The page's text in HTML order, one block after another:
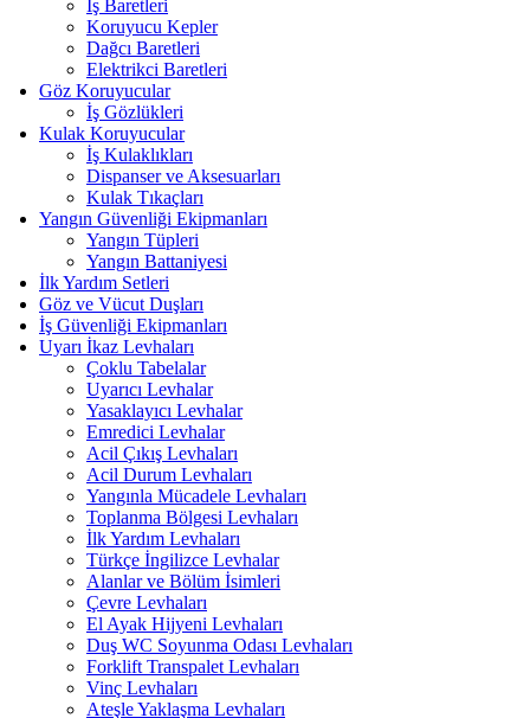
İş Baretleri
Koruyucu Kepler
Dağcı Baretleri
Elektrikci Baretleri
Göz Koruyucular
İş Gözlükleri
Kulak Koruyucular
İş Kulaklıkları
Dispanser ve Aksesuarları
Kulak Tıkaçları
Yangın Güvenliği Ekipmanları
Yangın Tüpleri
Yangın Battaniyesi
İlk Yardım Setleri
Göz ve Vücut Duşları
İş Güvenliği Ekipmanları
Uyarı İkaz Levhaları
Çoklu Tabelalar
Uyarıcı Levhalar
Yasaklayıcı Levhalar
Emredici Levhalar
Acil Çıkış Levhaları
Acil Durum Levhaları
Yangınla Mücadele Levhaları
Toplanma Bölgesi Levhaları
İlk Yardım Levhaları
Türkçe İngilizce Levhalar
Alanlar ve Bölüm İsimleri
Çevre Levhaları
El Ayak Hijyeni Levhaları
Duş WC Soyunma Odası Levhaları
Forklift Transpalet Levhaları
Vinç Levhaları
Ateşle Yaklaşma Levhaları